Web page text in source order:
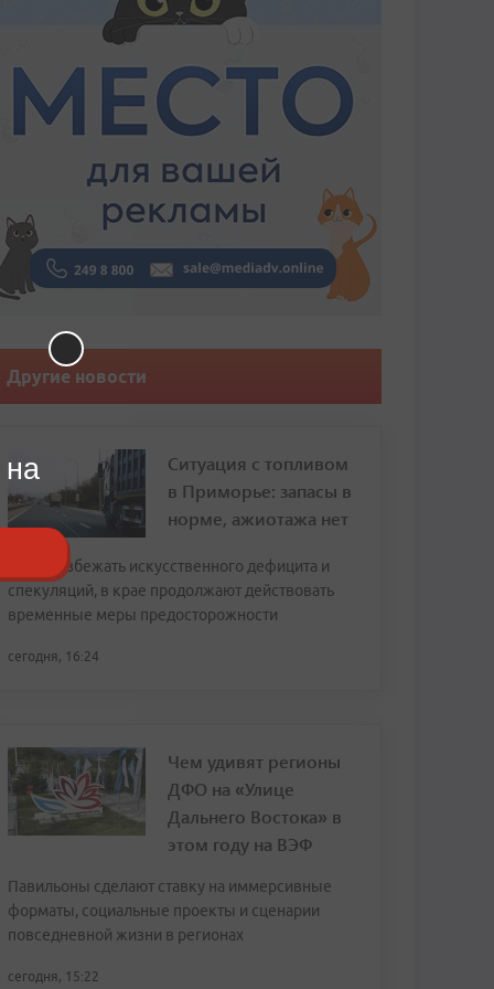
Другие новости
Ситуация с топливом
в Приморье: запасы в
норме, ажиотажа нет
Чтобы избежать искусственного дефицита и
спекуляций, в крае продолжают действовать
временные меры предосторожности
сегодня, 16:24
Чем удивят регионы
ДФО на «Улице
Дальнего Востока» в
этом году на ВЭФ
Павильоны сделают ставку на иммерсивные
форматы, социальные проекты и сценарии
повседневной жизни в регионах
сегодня, 15:22